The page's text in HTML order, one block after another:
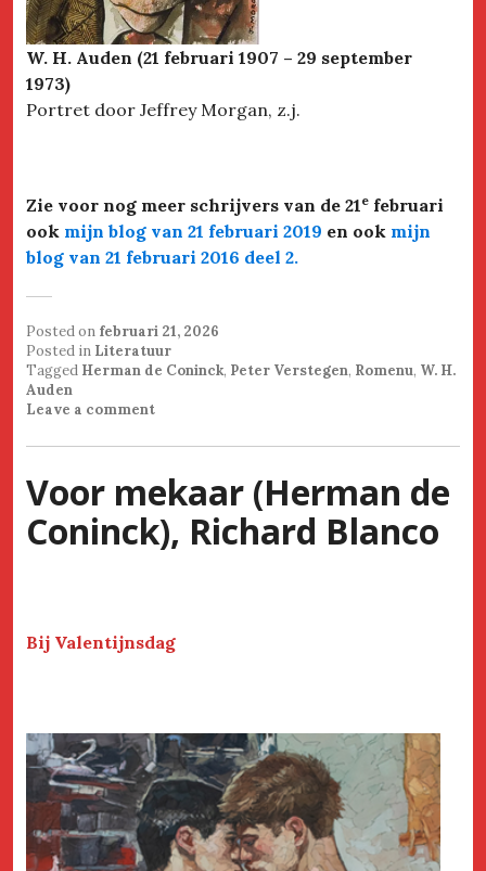
W. H. Auden (21 februari 1907 – 29 september
1973)
Portret door Jeffrey Morgan, z.j.
Zie voor nog meer schrijvers van de 21 e februari
ook mijn blog van 21 februari 2019 en ook mijn
blog van 21 februari 2016 deel 2.
Posted on februari 21, 2026
Posted in Literatuur
Tagged Herman de Coninck, Peter Verstegen, Romenu, W. H.
Auden
Leave a comment
Voor mekaar (Herman de
Coninck), Richard Blanco
Bij Valentijnsdag